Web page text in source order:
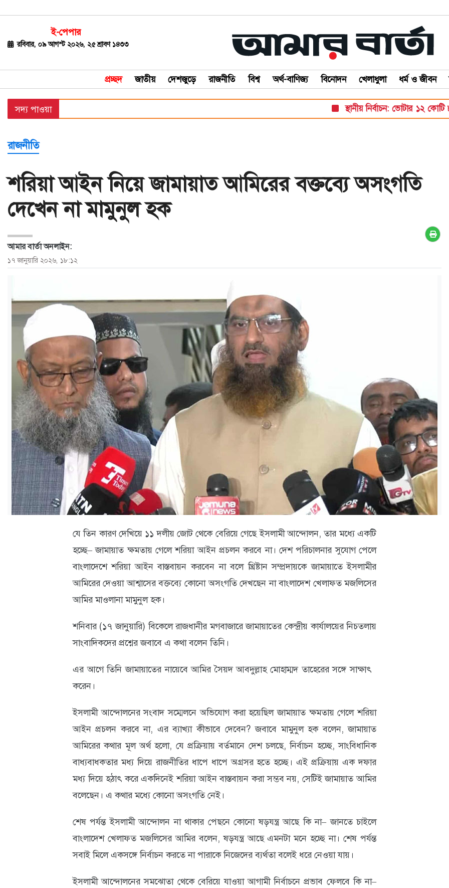
ই-পেপার
রবিবার, ০৯ আগস্ট ২০২৬, ২৫ শ্রাবণ ১৪৩৩
প্রচ্ছদ জাতীয় দেশজুড়ে রাজনীতি বিশ্ব অর্থ-বাণিজ্য বিনোদন খেলাধুলা ধর্ম ও জীবন
জাতীয়
রাজনীতি
বিশ্ব
বাণিজ্য
বিনোদন
খেলাধুলা
ধর্ম
ও
জীবন
শিক্ষা
রাজধানী
আইন-
আদালত
ক্যাম্পাস
আজকের
পত্রিকা
ক্যারিয়ার
তথ্যপ্রযুক্তি
লাইফস্টাইল
সদ্য পাওয়া স্থানীয় নির্বাচন: ভোটার ১২ কোটি ৮৬
রাজনীতি
শরিয়া আইন নিয়ে জামায়াত আমিরের বক্তব্যে অসংগতি
দেখেন না মামুনুল হক
আমার বার্তা অনলাইন:
১৭ জানুয়ারি ২০২৬, ১৮:১২
যে তিন কারণ দেখিয়ে ১১ দলীয় জোট থেকে বেরিয়ে গেছে ইসলামী আন্দোলন, তার মধ্যে একটি
হচ্ছে– জামায়াত ক্ষমতায় গেলে শরিয়া আইন প্রচলন করবে না। দেশ পরিচালনার সুযোগ পেলে
বাংলাদেশে শরিয়া আইন বাস্তবায়ন করবেন না বলে খ্রিষ্টান সম্প্রদায়কে জামায়াতে ইসলামীর
আমিরের দেওয়া আশ্বাসের বক্তব্যে কোনো অসংগতি দেখছেন না বাংলাদেশ খেলাফত মজলিসের
আমির মাওলানা মামুনুল হক।
শনিবার (১৭ জানুয়ারি) বিকেলে রাজধানীর মগবাজারে জামায়াতের কেন্দ্রীয় কার্যালয়ের নিচতলায়
সাংবাদিকদের প্রশ্নের জবাবে এ কথা বলেন তিনি।
এর আগে তিনি জামায়াতের নায়েবে আমির সৈয়দ আবদুল্লাহ মোহাম্মদ তাহেরের সঙ্গে সাক্ষাৎ
করেন।
ইসলামী আন্দোলনের সংবাদ সম্মেলনে অভিযোগ করা হয়েছিল জামায়াত ক্ষমতায় গেলে শরিয়া
আইন প্রচলন করবে না, এর ব্যাখ্যা কীভাবে দেবেন? জবাবে মামুনুল হক বলেন, জামায়াত
আমিরের কথার মূল অর্থ হলো, যে প্রক্রিয়ায় বর্তমানে দেশ চলছে, নির্বাচন হচ্ছে, সাংবিধানিক
বাধ্যবাধকতার মধ্য দিয়ে রাজনীতির ধাপে ধাপে অগ্রসর হতে হচ্ছে। এই প্রক্রিয়ায় এক দফার
মধ্য দিয়ে হঠাৎ করে একদিনেই শরিয়া আইন বাস্তবায়ন করা সম্ভব নয়, সেটিই জামায়াত আমির
বলেছেন। এ কথার মধ্যে কোনো অসংগতি নেই।
শেষ পর্যন্ত ইসলামী আন্দোলন না থাকার পেছনে কোনো ষড়যন্ত্র আছে কি না– জানতে চাইলে
বাংলাদেশ খেলাফত মজলিসের আমির বলেন, ষড়যন্ত্র আছে এমনটা মনে হচ্ছে না। শেষ পর্যন্ত
সবাই মিলে একসঙ্গে নির্বাচন করতে না পারাকে নিজেদের ব্যর্থতা বলেই ধরে নেওয়া যায়।
ইসলামী আন্দোলনের সমঝোতা থেকে বেরিয়ে যাওয়া আগামী নির্বাচনে প্রভাব ফেলবে কি না–